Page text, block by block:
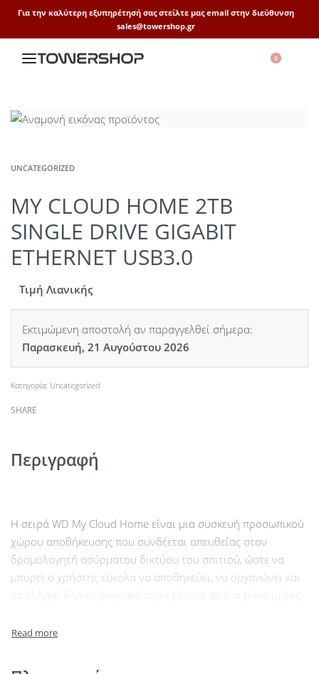
Για την καλύτερη εξυπηρέτησή σας στείλτε μας email στην διεύθυνση
sales@towershop.gr
0
UNCATEGORIZED
MY CLOUD HOME 2TB
SINGLE DRIVE GIGABIT
ETHERNET USB3.0
Τιμή Λιανικής
Εκτιμώμενη αποστολή αν παραγγελθεί σήμερα:
Παρασκευή, 21 Αυγούστου 2026
Κατηγορία: Uncategorized
SHARE
Περιγραφή
Η σειρά WD Μy Cloud Home είναι μια συσκευή προσωπικού
χώρου αποθήκευσης που συνδέεται απευθείας στον
δρομολογητή ασύρματου δικτύου του σπιτιού, ώστε να
μπορεί ο χρήστης εύκολα να αποθηκεύει, να οργανώνει και
να ελέγχει όλο το ψηφιακό περιεχόμενο σε ένα μόνο μέρος,
τη δυνατότητα αυτόματης δημιουργίας αντιγράφων
πρόσβασης και συγχρονισμό δεδομένων με τον επιτραπέζιο